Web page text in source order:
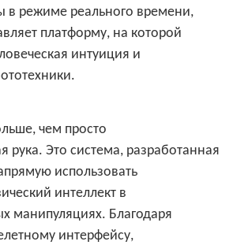
в режиме реального времени,
платформу, на которой
интуиция и
чем просто
рука. Это система, разработанная
использовать
интеллект в
манипуляциях. Благодаря
интерфейсу,